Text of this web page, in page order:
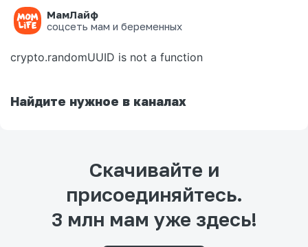
МамЛайф
соцсеть мам и беременных
Ошибка на странице
crypto.randomUUID is not a function
Найдите нужное в каналах
Скачивайте и
присоединяйтесь.
3 млн мам уже здесь!